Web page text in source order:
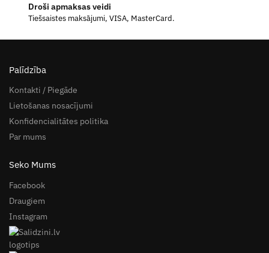
Droši apmaksas veidi
Tiešsaistes maksājumi, VISA, MasterCard.
Palīdzība
Kontakti / Piegāde
Lietošanas nosacījumi
Konfidencialitātes politika
Par mums
Seko Mums
Facebook
Draugiem
Instagram